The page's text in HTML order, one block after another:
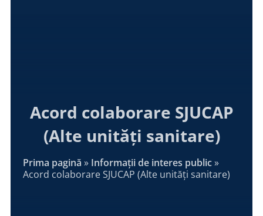
Acord colaborare SJUCAP
(Alte unități sanitare)
Prima pagină » Informații de interes public»
Acord colaborare SJUCAP (Alte unități sanitare)